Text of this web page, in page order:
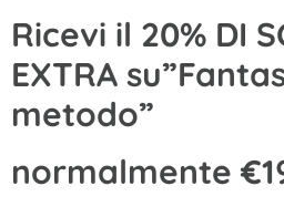
Ricevi il 20% DI
EXTRA
metodo”
normalmente